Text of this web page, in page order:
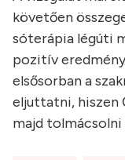
követően
sóterápia légúti
pozitív
elsősorban a
eljuttatni, hiszen
majd